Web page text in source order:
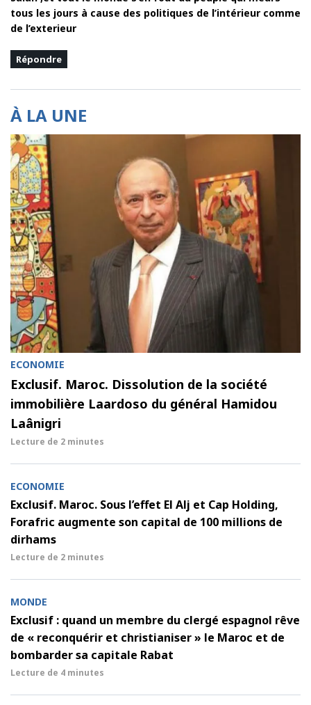
tous les jours à cause des politiques de l’intérieur comme
de l’exterieur
Répondre
À LA UNE
ECONOMIE
Exclusif. Maroc. Dissolution de la société
immobilière Laardoso du général Hamidou
Laânigri
Lecture de 2 minutes
ECONOMIE
Exclusif. Maroc. Sous l’effet El Alj et Cap Holding,
Forafric augmente son capital de 100 millions de
dirhams
Lecture de 2 minutes
MONDE
Exclusif : quand un membre du clergé espagnol rêve
de « reconquérir et christianiser » le Maroc et de
bombarder sa capitale Rabat
Lecture de 4 minutes